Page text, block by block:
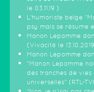
le 03.11.19 )
L'humoriste belge
psy mais se résume
Manon Lepomme
(Vivacité le
Manon Lepomme
"Manon Lepomme
des tranches de vies
universelles" (RTL-TVI